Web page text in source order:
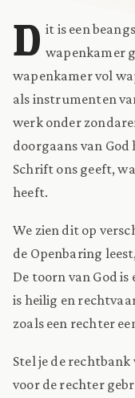
D it is een
wapenkamer
wapenkamer vol
als instrumenten
werk onder
doorgaans van
Schrift ons geeft,
heeft.
We zien dit op
de Openbaring
De toorn van God is
is heilig en
zoals een rechter
Stel je de
voor de rechter